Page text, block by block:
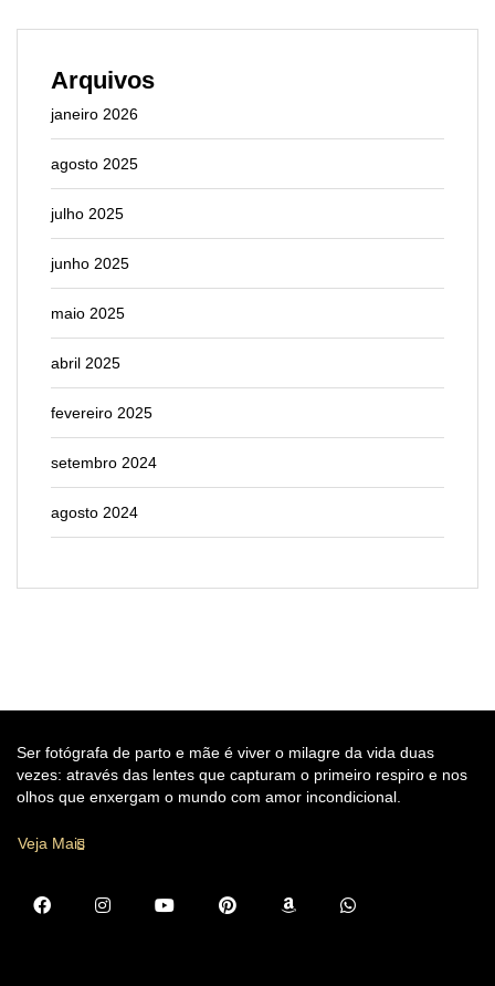
Arquivos
janeiro 2026
agosto 2025
julho 2025
junho 2025
maio 2025
abril 2025
fevereiro 2025
setembro 2024
agosto 2024
Ser fotógrafa de parto e mãe é viver o milagre da vida duas
vezes: através das lentes que capturam o primeiro respiro e nos
olhos que enxergam o mundo com amor incondicional.
Veja Mais